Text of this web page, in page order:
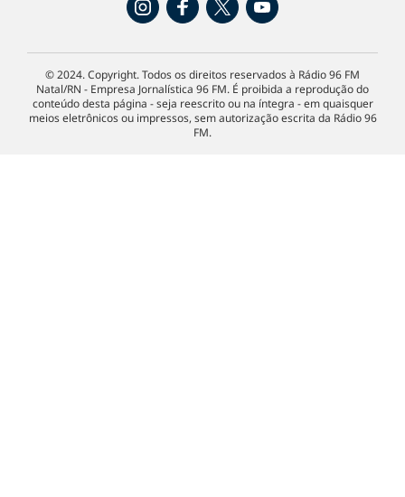
© 2024. Copyright. Todos os direitos reservados à Rádio 96 FM
Natal/RN - Empresa Jornalística 96 FM. É proibida a reprodução do
conteúdo desta página - seja reescrito ou na íntegra - em quaisquer
meios eletrônicos ou impressos, sem autorização escrita da Rádio 96
FM.